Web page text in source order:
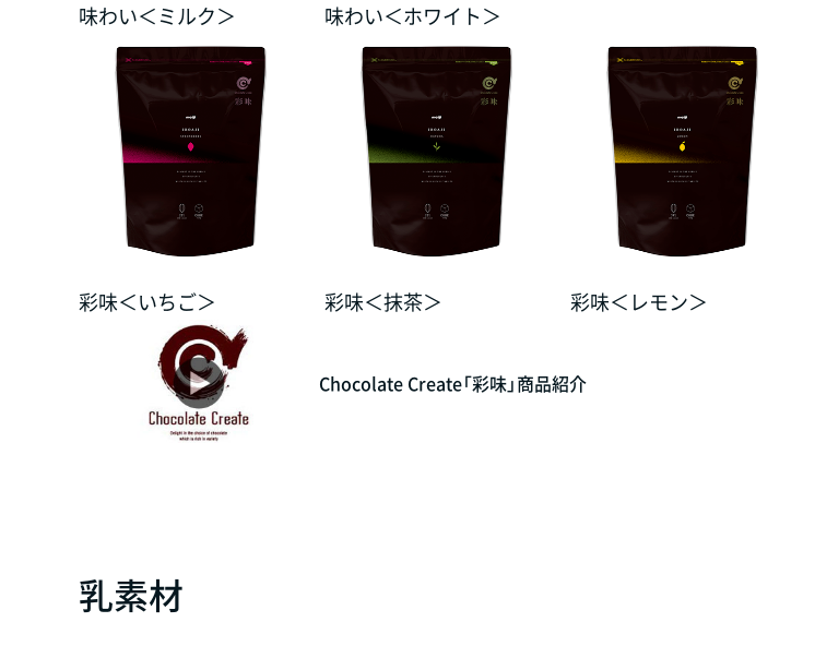
味わい＜ミルク＞ 味わい＜ホワイト＞
彩味＜いちご＞ 彩味＜抹茶＞ 彩味＜レモン＞
Chocolate Create「彩味」商品紹介
乳素材